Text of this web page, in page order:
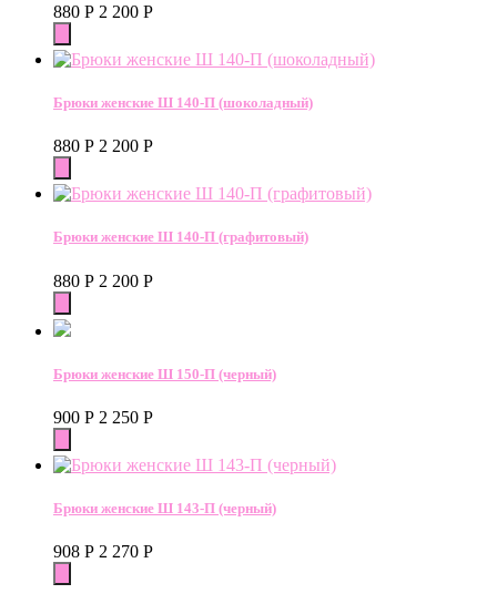
880 Р 2 200 Р
Брюки женские Ш 140-П (шоколадный)
880 Р 2 200 Р
Брюки женские Ш 140-П (графитовый)
880 Р 2 200 Р
Брюки женские Ш 150-П (черный)
900 Р 2 250 Р
Брюки женские Ш 143-П (черный)
908 Р 2 270 Р